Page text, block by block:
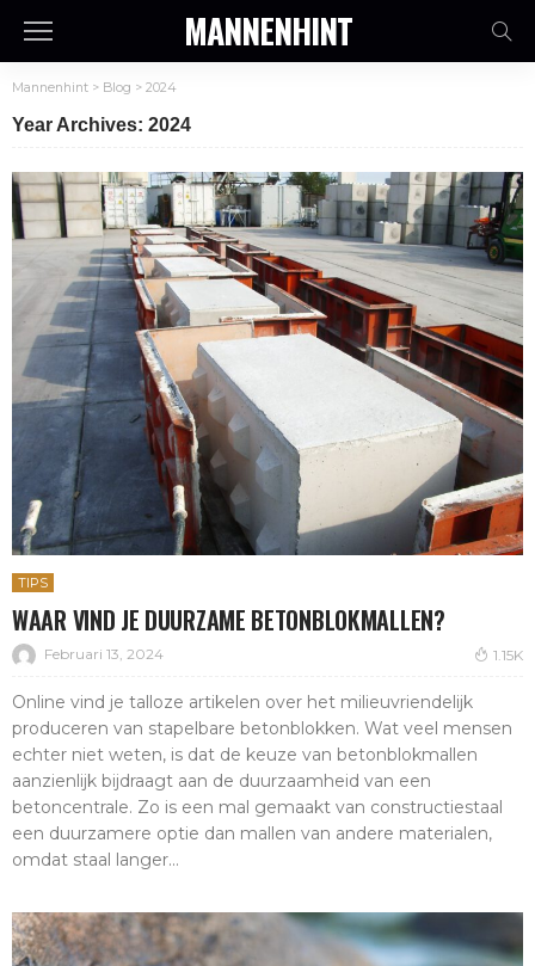
MANNENHINT
Mannenhint > Blog > 2024
Year Archives: 2024
TIPS
WAAR VIND JE DUURZAME BETONBLOKMALLEN?
Februari 13, 2024 1.15K
Online vind je talloze artikelen over het milieuvriendelijk
produceren van stapelbare betonblokken. Wat veel mensen
echter niet weten, is dat de keuze van betonblokmallen
aanzienlijk bijdraagt aan de duurzaamheid van een
betoncentrale. Zo is een mal gemaakt van constructiestaal
een duurzamere optie dan mallen van andere materialen,
omdat staal langer...